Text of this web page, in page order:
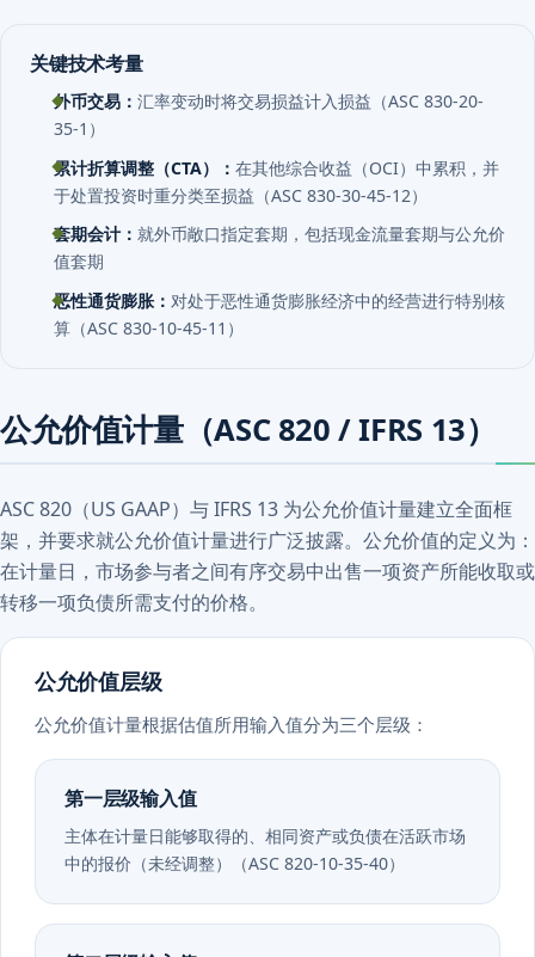
关键技术考量
外币交易： 汇率变动时将交易损益计入损益（ASC 830-20-
35-1）
累计折算调整（CTA）： 在其他综合收益（OCI）中累积，并
于处置投资时重分类至损益（ASC 830-30-45-12）
套期会计： 就外币敞口指定套期，包括现金流量套期与公允价
值套期
恶性通货膨胀： 对处于恶性通货膨胀经济中的经营进行特别核
算（ASC 830-10-45-11）
公允价值计量（ASC 820 / IFRS 13）
ASC 820（US GAAP）与 IFRS 13 为公允价值计量建立全面框
架，并要求就公允价值计量进行广泛披露。公允价值的定义为：
在计量日，市场参与者之间有序交易中出售一项资产所能收取或
转移一项负债所需支付的价格。
公允价值层级
公允价值计量根据估值所用输入值分为三个层级：
第一层级输入值
主体在计量日能够取得的、相同资产或负债在活跃市场
中的报价（未经调整）（ASC 820-10-35-40）